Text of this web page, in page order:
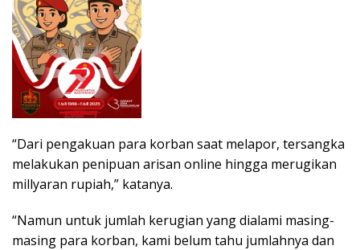
“Dari pengakuan para korban saat melapor, tersangka
melakukan penipuan arisan online hingga merugikan
millyaran rupiah,” katanya.
“Namun untuk jumlah kerugian yang dialami masing-
masing para korban, kami belum tahu jumlahnya dan